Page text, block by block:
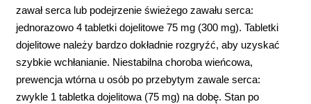
zawał serca lub podejrzenie świeżego zawału serca:
jednorazowo 4 tabletki dojelitowe 75 mg (300 mg). Tabletki
dojelitowe należy bardzo dokładnie rozgryźć, aby uzyskać
szybkie wchłanianie. Niestabilna choroba wieńcowa,
prewencja wtórna u osób po przebytym zawale serca:
zwykle 1 tabletka dojelitowa (75 mg) na dobę. Stan po